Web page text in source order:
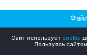
Перчатки
по 100шт
1021-1
Сайт использует cookie
Пользуясь